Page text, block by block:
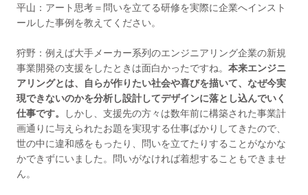
平山：アート思考＝問いを立てる研修を実際に企業へインスト
ールした事例を教えてください。
狩野：例えば大手メーカー系列のエンジニアリング企業の新規
事業開発の支援をしたときは面白かったですね。 本来エンジニ
アリングとは、自らが作りたい社会や喜びを描いて、なぜ今実
現できないのかを分析し設計してデザインに落とし込んでいく
仕事です。 しかし、支援先の方々は数年前に構築された事業計
画通りに与えられたお題を実現する仕事ばかりしてきたので、
世の中に違和感をもったり、問いを立てたりすることがなかな
かできずにいました。問いがなければ着想することもできませ
ん。